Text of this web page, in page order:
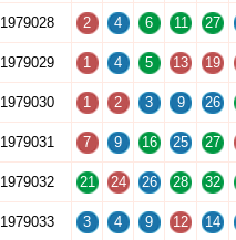
1979028 2 4 6 11 27
1979029 1 4 5 13 19
1979030 1 2 3 9 26
1979031 7 9 16 25 27
1979032 21 24 26 28 32
1979033 3 4 9 12 14